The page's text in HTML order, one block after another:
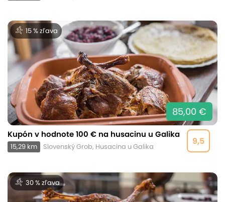
15 % zľava
85,00 €
9,5
Kupón v hodnote 100 € na husacinu u Galika
15,29 km Slovenský Grob, Husacina u Galika
30 % zľava